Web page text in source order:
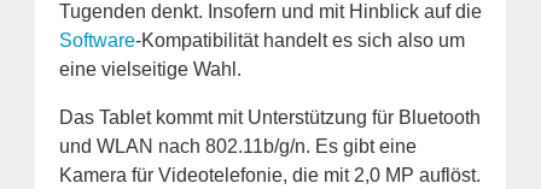
Tugenden denkt. Insofern und mit Hinblick auf die
Software-Kompatibilität handelt es sich also um
eine vielseitige Wahl.
Das Tablet kommt mit Unterstützung für Bluetooth
und WLAN nach 802.11b/g/n. Es gibt eine
Kamera für Videotelefonie, die mit 2,0 MP auflöst.